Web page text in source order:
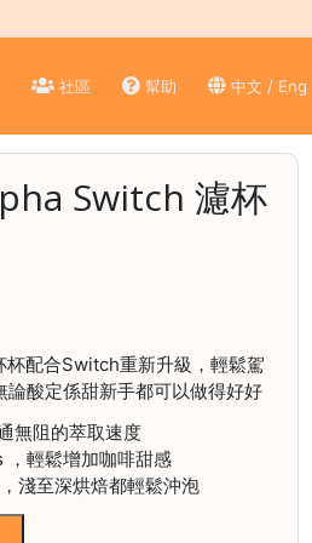
社區 幫助 中文 / Eng
Switch 濾杯
杯配合Switch重新升級，輕鬆駕
論酸定係甜新手都可以做得好好
無阻的萃取速度
，輕鬆增加咖啡甜感
淺至深烘焙都輕鬆沖泡